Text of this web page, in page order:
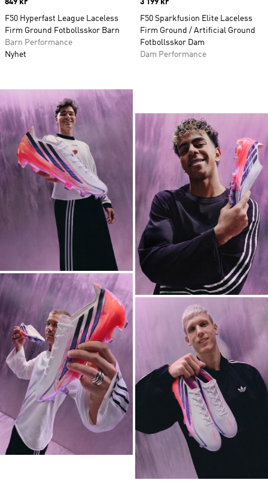
Price
849 kr
F50 Hyperfast League Laceless
Firm Ground Fotbollsskor Barn
Barn Performance
Nyhet
Price
3 199 kr
F50 Sparkfusion Elite Laceless
Firm Ground / Artificial Ground
Fotbollsskor Dam
Dam Performance